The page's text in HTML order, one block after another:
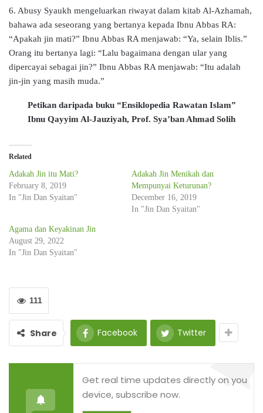
6. Abusy Syaukh mengeluarkan riwayat dalam kitab Al-Azhamah,
bahawa ada seseorang yang bertanya kepada Ibnu Abbas RA:
“Apakah jin mati?” Ibnu Abbas RA menjawab: “Ya, selain Iblis.”
Orang itu bertanya lagi: “Lalu bagaimana dengan ular yang
dipercayai sebagai jin?” Ibnu Abbas RA menjawab: “Itu adalah
jin-jin yang masih muda.”
Petikan daripada buku “Ensiklopedia Rawatan Islam”
Ibnu Qayyim Al-Jauziyah, Prof. Sya’ban Ahmad Solih
Related
Adakah Jin itu Mati?
February 8, 2019
In "Jin Dan Syaitan"
Adakah Jin Menikah dan
Mempunyai Keturunan?
December 16, 2019
In "Jin Dan Syaitan"
Agama dan Keyakinan Jin
August 29, 2022
In "Jin Dan Syaitan"
111
Share Facebook Twitter
Get real time updates directly on you
device, subscribe now.